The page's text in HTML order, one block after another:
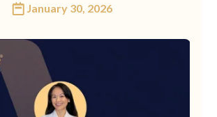
January 30, 2026